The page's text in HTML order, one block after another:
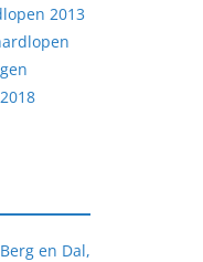
2013
en Dal,